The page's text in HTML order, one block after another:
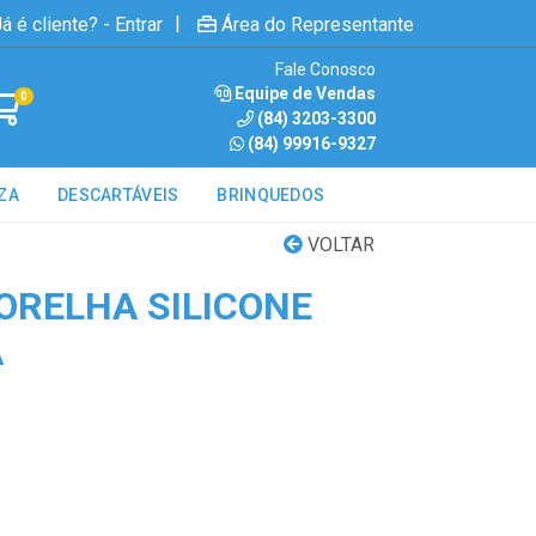
é cliente? - Entrar | Área do Representante
0
Fale Conosco
Equipe de Vendas
(84) 3203-3300
(84) 99916-9327
DESCARTÁVEIS BRINQUEDOS
VOLTAR
SILICONE